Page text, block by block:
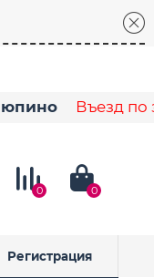
Въезд по
0 0
Регистрация